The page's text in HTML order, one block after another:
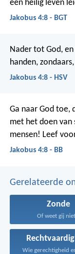
een heilig leven
Jakobus 4:8 - BGT
Nader tot God,
handen,
Jakobus 4:8 - HSV
Ga naar God toe,
met het doen van
mensen! Leef
Jakobus 4:8 - BB
Gerelateerde
Zonde
Of weet gij